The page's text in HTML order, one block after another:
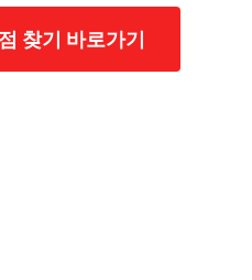
찾기 바로가기